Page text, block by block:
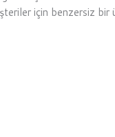
için benzersiz bir